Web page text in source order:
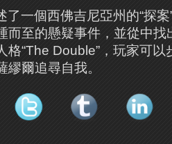
了一個西佛吉尼亞州的“探
而至的懸疑事件，並從中找
格“The Double”，玩家可
爾追尋自我。